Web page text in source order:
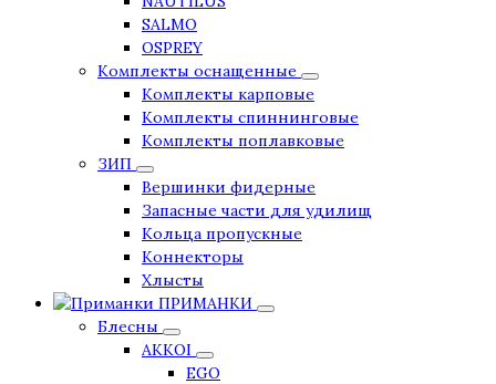
SALMO
OSPREY
Комплекты оснащенные
Комплекты карповые
Комплекты спиннинговые
Комплекты поплавковые
ЗИП
Вершинки фидерные
Запасные части для удилищ
Кольца пропускные
Коннекторы
Хлысты
ПРИМАНКИ
Блесны
AKKOI
EGO